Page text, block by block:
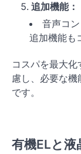
追加機能：
音声コ
追加機能も
コスパを最大
慮し、必要な
です。
有機ELと